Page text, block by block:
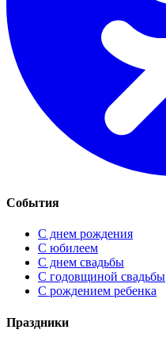
События
С днем рождения
С юбилеем
С днем свадьбы
С годовщиной свадьбы
С рождением ребенка
Праздники